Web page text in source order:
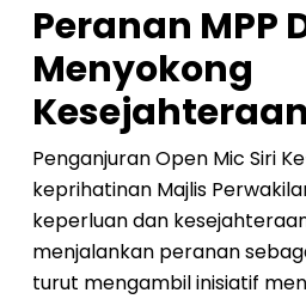
Peranan MPP
Menyokong
Penganjuran Open Mic Siri
keprihatinan Majlis
keperluan dan
menjalankan peranan
turut mengambil inisiatif